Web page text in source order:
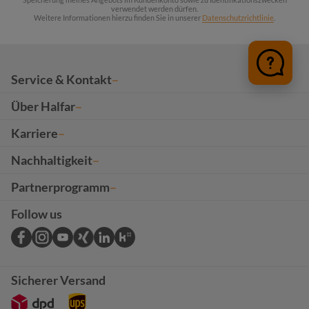
verwendet werden dürfen.
Weitere Informationen hierzu finden Sie in unserer Datenschutzrichtlinie
Service & Kontakt
Über Halfar
Karriere
Nachhaltigkeit
Partnerprogramm
Follow us
Sicherer Versand